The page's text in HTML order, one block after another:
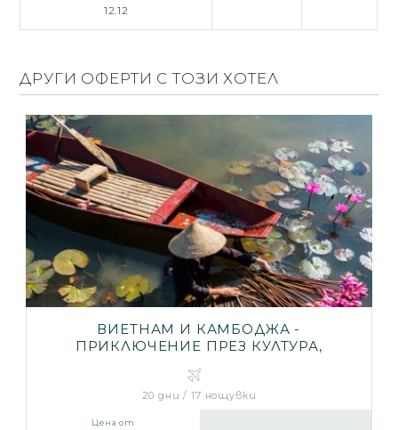
12.12
ДРУГИ ОФЕРТИ С ТОЗИ ХОТЕЛ
ВИЕТНАМ И КАМБОДЖА -
ПРИКЛЮЧЕНИЕ ПРЕЗ КУЛТУРА,
20 дни / 17 нощувки
Цена от